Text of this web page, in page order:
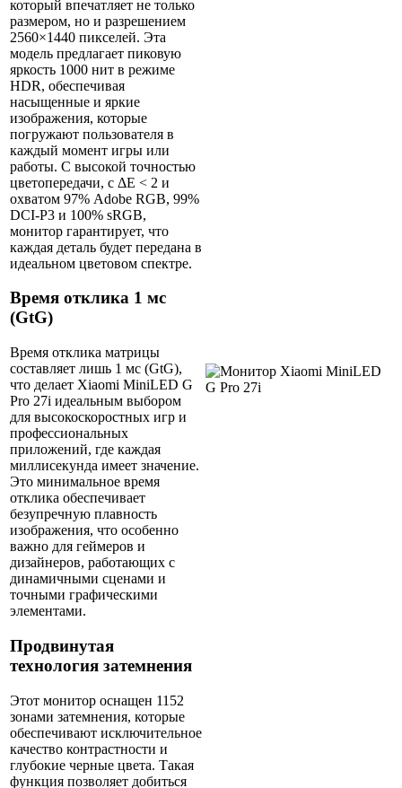
который впечатляет не только
размером, но и разрешением
2560×1440 пикселей. Эта
модель предлагает пиковую
яркость 1000 нит в режиме
HDR, обеспечивая
насыщенные и яркие
изображения, которые
погружают пользователя в
каждый момент игры или
работы. С высокой точностью
цветопередачи, с ΔE < 2 и
охватом 97% Adobe RGB, 99%
DCI-P3 и 100% sRGB,
монитор гарантирует, что
каждая деталь будет передана в
идеальном цветовом спектре.
Время отклика 1 мс
(GtG)
Время отклика матрицы
составляет лишь 1 мс (GtG),
что делает Xiaomi MiniLED G
Pro 27i идеальным выбором
для высокоскоростных игр и
профессиональных
приложений, где каждая
миллисекунда имеет значение.
Это минимальное время
отклика обеспечивает
безупречную плавность
изображения, что особенно
важно для геймеров и
дизайнеров, работающих с
динамичными сценами и
точными графическими
элементами.
Продвинутая
технология затемнения
Этот монитор оснащен 1152
зонами затемнения, которые
обеспечивают исключительное
качество контрастности и
глубокие черные цвета. Такая
функция позволяет добиться